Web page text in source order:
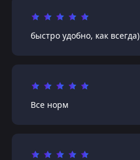
быстро удобно, как всегда)
Все норм